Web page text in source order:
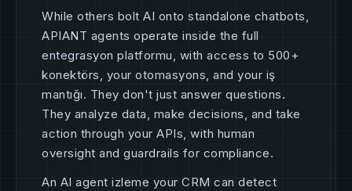
While others bolt AI onto standalone chatbots,
APIANT agents operate inside the full
entegrasyon platformu, with access to 500+
konektörs, your otomasyons, and your iş
mantığı. They don't just answer questions.
They analyze data, make decisions, and take
action through your APIs, with human
oversight and guardrails for compliance.
An AI agent izleme your CRM can detect